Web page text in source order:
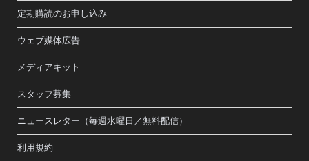
定期購読のお申し込み
ウェブ媒体広告
メディアキット
スタッフ募集
ニュースレター（毎週水曜日／無料配信）
利用規約